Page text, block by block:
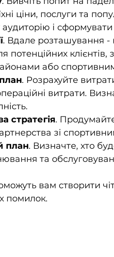
ціни, послуги та
і
. Вдале розташування -
потенційних
або
. Розрахуйте
витрати.
стратегія.
зі
план. Визначте, хто
та
вам створити
помилок.